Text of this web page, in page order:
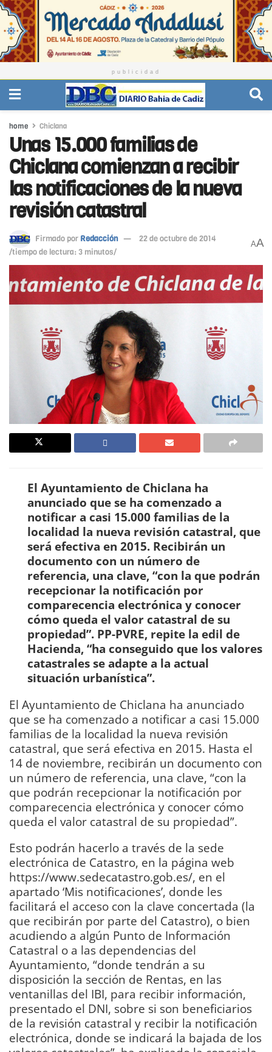
publicidad
home Chiclana
Unas 15.000 familias de
Chiclana comienzan a recibir
las notificaciones de la nueva
revisión catastral
Firmado por Redacción
22 de octubre de 2014
/tiempo de lectura: 3 minutos/
AA
El Ayuntamiento de Chiclana ha
anunciado que se ha comenzado a
notificar a casi 15.000 familias de la
localidad la nueva revisión catastral, que
será efectiva en 2015. Recibirán un
documento con un número de
referencia, una clave, “con la que podrán
recepcionar la notificación por
comparecencia electrónica y conocer
cómo queda el valor catastral de su
propiedad”. PP-PVRE, repite la edil de
Hacienda, “ha conseguido que los valores
catastrales se adapte a la actual
situación urbanística”.
El Ayuntamiento de Chiclana ha anunciado
que se ha comenzado a notificar a casi 15.000
familias de la localidad la nueva revisión
catastral, que será efectiva en 2015. Hasta el
14 de noviembre, recibirán un documento con
un número de referencia, una clave, “con la
que podrán recepcionar la notificación por
comparecencia electrónica y conocer cómo
queda el valor catastral de su propiedad”.
Esto podrán hacerlo a través de la sede
electrónica de Catastro, en la página web
https://www.sedecatastro.gob.es/, en el
apartado ‘Mis notificaciones’, donde les
facilitará el acceso con la clave concertada (la
que recibirán por parte del Catastro), o bien
acudiendo a algún Punto de Información
Catastral o a las dependencias del
Ayuntamiento, “donde tendrán a su
disposición la sección de Rentas, en las
ventanillas del IBI, para recibir información,
presentado el DNI, sobre si son beneficiarios
de la revisión catastral y recibir la notificación
electrónica, donde se indicará la bajada de los